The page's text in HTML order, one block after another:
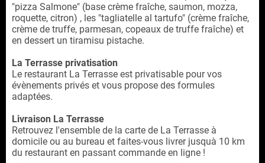
"pizza Salmone" (base crème fraîche, saumon, mozza,
roquette, citron) , les "tagliatelle al tartufo" (crème fraîche,
crème de truffe, parmesan, copeaux de truffe fraîche) et
en dessert un tiramisu pistache.
La Terrasse privatisation
Le restaurant La Terrasse est privatisable pour vos
évènements privés et vous propose des formules
adaptées.
Livraison La Terrasse
Retrouvez l'ensemble de la carte de La Terrasse à
domicile ou au bureau et faites-vous livrer jusquà 10 km
du restaurant en passant commande en ligne !